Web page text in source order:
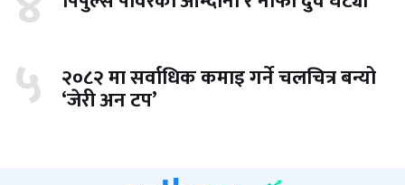
५ २०८२ मा सर्वाधिक कमाइ गर्ने चलचित्र बन्यो
‘जेरी अन टप’